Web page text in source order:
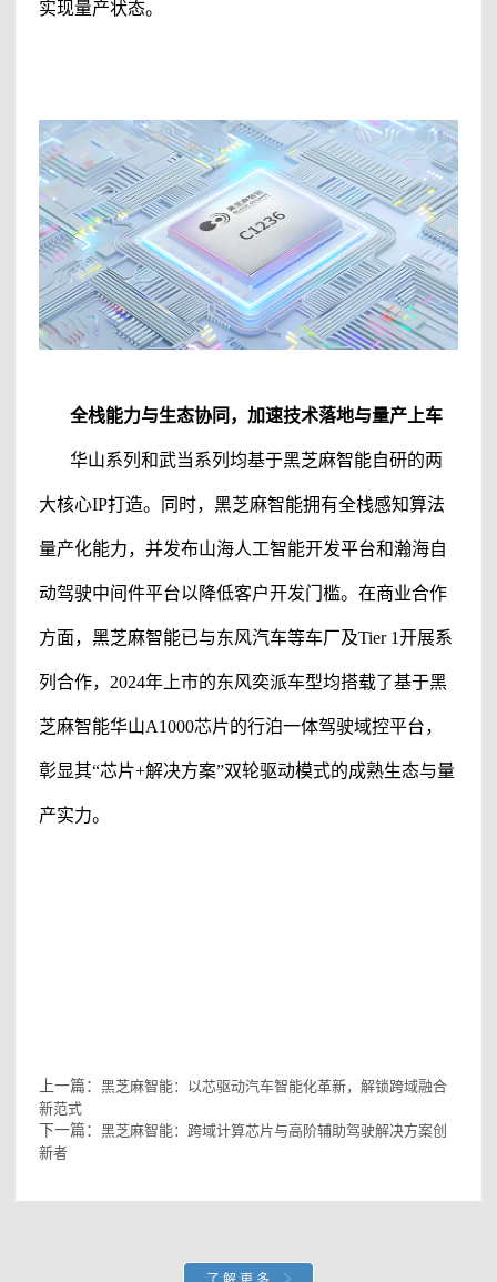
实现量产状态。
全栈能力与生态协同，加速技术落地与量产上车
华山系列和武当系列均基于黑芝麻智能自研的两
大核心IP打造。同时， 黑芝麻智能拥有全栈感知算法
量产化能力，并发布山海人工智能开发平台和瀚海自
动驾驶中间件平台以降低客户开发门槛。在商业合作
方面， 黑芝麻智能已与东风汽车等车厂及Tier 1开展系
列合作，2024年上市的东风奕派车型均搭载了基于黑
芝麻智能华山A1000芯片的行泊一体驾驶域控平台，
彰显其“芯片+解决方案”双轮驱动模式的成熟生态与量
产实力。
上一篇： 黑芝麻智能：以芯驱动汽车智能化革新，解锁跨域融合
新范式
下一篇： 黑芝麻智能：跨域计算芯片与高阶辅助驾驶解决方案创
新者